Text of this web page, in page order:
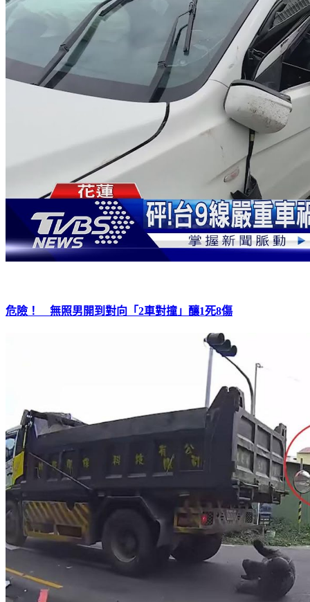
危險！ 無照男開到對向「2車對撞」釀1死8傷